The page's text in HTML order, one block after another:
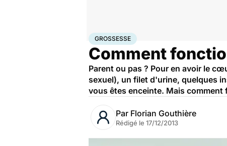
AccueilFamilleGrossesse
GROSSESSE
Comment
Parent ou pas ? Pour en avoir le
sexuel), un filet d'urine, quelques
vous êtes enceinte. Mais
Par Florian Gouthière
Rédigé le 17/12/2013